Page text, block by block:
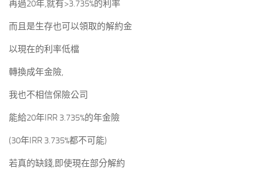
再過20年,就有>3.735%的利率
而且是生存也可以領取的解約金
以現在的利率低檔
轉換成年金險,
我也不相信保險公司
能給20年IRR 3.735%的年金險
(30年IRR 3.735%都不可能)
若真的缺錢,即使現在部分解約